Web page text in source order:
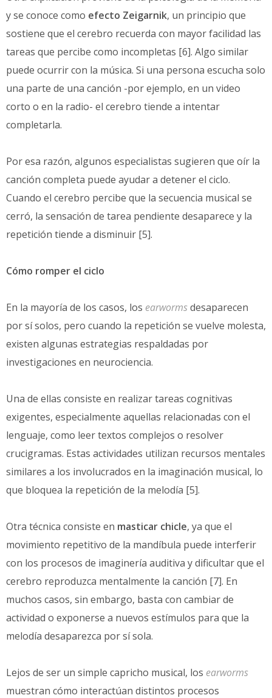
y se conoce como efecto Zeigarnik, un principio que
sostiene que el cerebro recuerda con mayor facilidad las
tareas que percibe como incompletas [6]. Algo similar
puede ocurrir con la música. Si una persona escucha solo
una parte de una canción -por ejemplo, en un video
corto o en la radio- el cerebro tiende a intentar
completarla.
Por esa razón, algunos especialistas sugieren que oír la
canción completa puede ayudar a detener el ciclo.
Cuando el cerebro percibe que la secuencia musical se
cerró, la sensación de tarea pendiente desaparece y la
repetición tiende a disminuir [5].
Cómo romper el ciclo
En la mayoría de los casos, los earwormsdesaparecen
por sí solos, pero cuando la repetición se vuelve molesta,
existen algunas estrategias respaldadas por
investigaciones en neurociencia.
Una de ellas consiste en realizar tareas cognitivas
exigentes, especialmente aquellas relacionadas con el
lenguaje, como leer textos complejos o resolver
crucigramas. Estas actividades utilizan recursos mentales
similares a los involucrados en la imaginación musical, lo
que bloquea la repetición de la melodía [5].
Otra técnica consiste en masticar chicle, ya que el
movimiento repetitivo de la mandíbula puede interferir
con los procesos de imaginería auditiva y dificultar que el
cerebro reproduzca mentalmente la canción [7]. En
muchos casos, sin embargo, basta con cambiar de
actividad o exponerse a nuevos estímulos para que la
melodía desaparezca por sí sola.
Lejos de ser un simple capricho musical, los earworms
muestran cómo interactúan distintos procesos